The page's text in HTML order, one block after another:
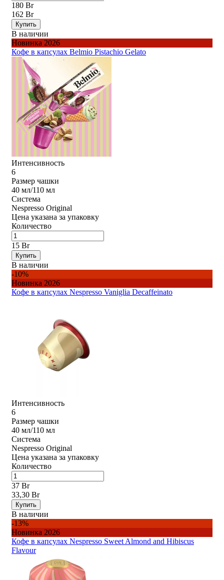
180 Br
162 Br
Купить
В наличии
Новинка 2026
Кофе в капсулах Belmio Pistachio Gelato
Интенсивность
6
Размер чашки
40 мл/110 мл
Система
Nespresso Original
Цена указана за упаковку
Количество
15 Br
Купить
В наличии
-10%
Новинка 2026
Кофе в капсулах Nespresso Vaniglia Decaffeinato
Интенсивность
6
Размер чашки
40 мл/110 мл
Система
Nespresso Original
Цена указана за упаковку
Количество
37 Br
33,30 Br
Купить
В наличии
-13%
Новинка 2026
Кофе в капсулах Nespresso Sweet Almond and Hibiscus
Flavour